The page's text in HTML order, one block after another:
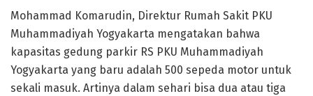
Mohammad Komarudin, Direktur Rumah Sakit PKU
Muhammadiyah Yogyakarta mengatakan bahwa
kapasitas gedung parkir RS PKU Muhammadiyah
Yogyakarta yang baru adalah 500 sepeda motor untuk
sekali masuk. Artinya dalam sehari bisa dua atau tiga